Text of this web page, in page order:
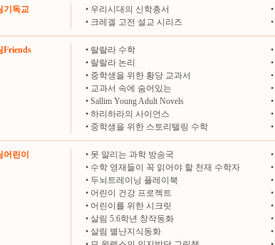
기독교 • 우리시대의 신학총서 •
• 크레겔 고전 설교 시리즈 •
Friends • 랄랄라 수학 •
• 랄랄라 논리 •
• 중학생을 위한 황당 교과서 •
• 교과서 속에 숨어있는 •
• Sallim Young Adult Novels •
• 하리하라의 사이언스 •
• 중학생을 위한 스토리텔링 수학 •
어린이 • 못 말리는 과학 방송국 •
• 수학 영재들이 꼭 읽어야 할 천재 수학자 •
• 두뇌트레이닝 플레이북 •
• 어린이 건강 프로젝트 •
• 어린이를 위한 시크릿 •
• 살림 5.6학년 창작동화 •
• 살림 별난지식동화 •